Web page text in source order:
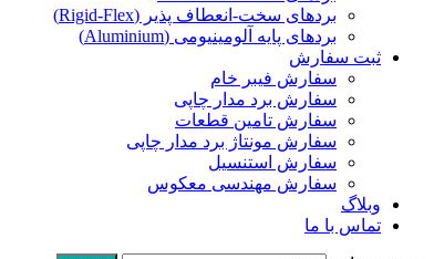
بردهای سخت-انعطاف پذیر (Rigid-Flex)
بردهای پایه آلومینیومی (Aluminium)
ثبت سفارش
سفارش فیبر خام
سفارش برد مدار چاپی
سفارش تامین قطعات
سفارش مونتاژ برد مدار چاپی
سفارش استنسیل
سفارش مهندسی معکوس
وبلاگ
تماس با ما